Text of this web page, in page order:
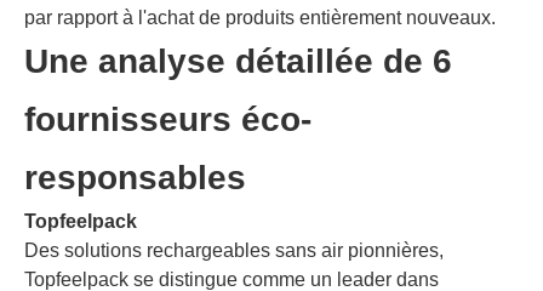
par rapport à l'achat de produits entièrement nouveaux.
Une analyse détaillée de 6
fournisseurs éco-
responsables
Topfeelpack
Des solutions rechargeables sans air pionnières,
Topfeelpack se distingue comme un leader dans